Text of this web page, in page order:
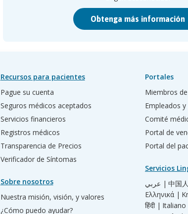
Obtenga más información
Recursos para pacientes
Pague su cuenta
Seguros médicos aceptados
Servicios financieros
Registros médicos
Transparencia de Precios
Verificador de Síntomas
Sobre nosotros
Nuestra misión, visión, y valores
¿Cómo puedo ayudar?
Portales
Miembros
Empleados
Comité
Portal de
Portal del
Servicios
عربي | 中国
Ελληνικά |
हिंदी | Italiano